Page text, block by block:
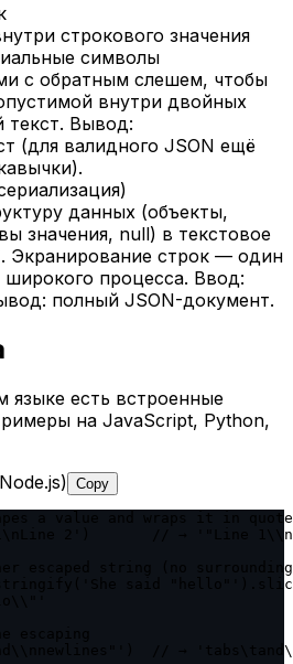
строкового значения
символы
с обратным слешем, чтобы
внутри двойных
текст. Вывод:
(для валидного JSON ещё
данных (объекты,
значения, null) в текстовое
Экранирование строк — один
широкого процесса. Ввод:
полный JSON-документ.
языке есть встроенные
на JavaScript, Python,
Copy
a value and wraps it in
1\nLine 2')       // → '"Line
escaped string (no
said
// →